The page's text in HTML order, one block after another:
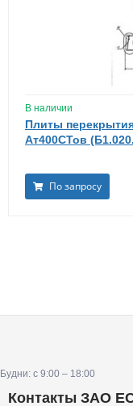
В наличии
Плиты
Ат400СТов
По запросу
Будни: с 9:00 – 18:00
Контакты ЗАО